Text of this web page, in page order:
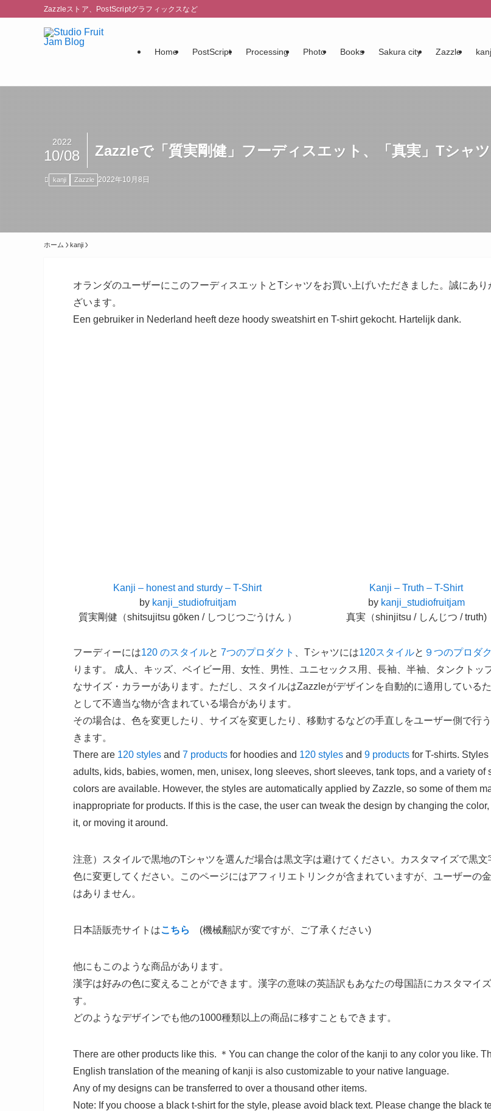
Zazzleストア、PostScriptグラフィックスなど
Home PostScript Processing Photo Books Sakura city Zazzle
Zazzleで「質実剛健」フーディスエット、「真実」Tシャ
2022
10/08
kanji Zazzle 2022年10月8日
ホーム kanji
オランダのユーザーにこのフーディスエットとTシャツをお買い上げいただきました。誠にあり
ざいます。
Een gebruiker in Nederland heeft deze hoody sweatshirt en T-shirt gekocht. Hartelijk dank.
Kanji – honest and sturdy – T-Shirt
by kanji_studiofruitjam
質実剛健（shitsujitsu gōken / しつじつごうけん ）
Kanji – Truth – T-Shirt
by kanji_studiofruitjam
真実（shinjitsu / しんじつ / truth)
フーディーには120 のスタイルと 7つのプロダクト 、Tシャツには120スタイルと ９つのプロダ
ります。 成人、キッズ、ベイビー用、女性、男性、ユニセックス用、長袖、半袖、タンクトッ
なサイズ・カラーがあります。ただし、スタイルはZazzleがデザインを自動的に適用している
として不適当な物が含まれている場合があります。
その場合は、色を変更したり、サイズを変更したり、移動するなどの手直しをユーザー側で行
きます。
There are 120 styles and 7 products for hoodies and 120 styles and 9 products for T-shirts. Styles
adults, kids, babies, women, men, unisex, long sleeves, short sleeves, tank tops, and a variety of
colors are available. However, the styles are automatically applied by Zazzle, so some of them
inappropriate for products. If this is the case, the user can tweak the design by changing the
it, or moving it around.
注意）スタイルで黒地のTシャツを選んだ場合は黒文字は避けてください。カスタマイズで黒文
色に変更してください。このページにはアフィリエトリンクが含まれていますが、ユーザーの
はありません。
日本語販売サイトはこちら (機械翻訳が変ですが、ご了承ください)
他にもこのような商品があります。
漢字は好みの色に変えることができます。漢字の意味の英語訳もあなたの母国語にカスタマイ
す。
どのようなデザインでも他の1000種類以上の商品に移すこともできます。
There are other products like this. ＊You can change the color of the kanji to any color you like.
English translation of the meaning of kanji is also customizable to your native language.
Any of my designs can be transferred to over a thousand other items.
Note: If you choose a black t-shirt for the style, please avoid black text. Please change the black